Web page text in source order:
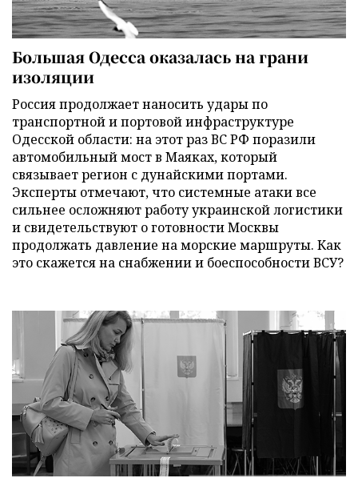
Большая Одесса оказалась на грани
изоляции
Россия продолжает наносить удары по
транспортной и портовой инфраструктуре
Одесской области: на этот раз ВС РФ поразили
автомобильный мост в Маяках, который
связывает регион с дунайскими портами.
Эксперты отмечают, что системные атаки все
сильнее осложняют работу украинской логистики
и свидетельствуют о готовности Москвы
продолжать давление на морские маршруты. Как
это скажется на снабжении и боеспособности ВСУ?